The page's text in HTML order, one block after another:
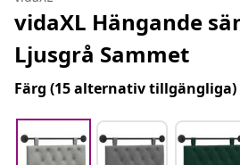
vidaXL Hängande
Ljusgrå Sammet
Färg (15 alternativ tillgängliga)